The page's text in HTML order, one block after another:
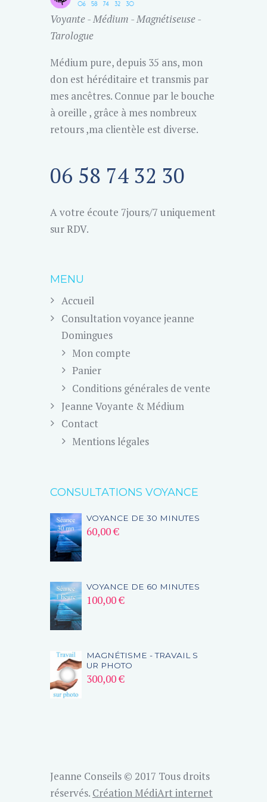
Voyante - Médium - Magnétiseuse -
Tarologue
Médium pure, depuis 35 ans, mon
don est héréditaire et transmis par
mes ancêtres. Connue par le bouche
à oreille , grâce à mes nombreux
retours ,ma clientèle est diverse.
06 58 74 32 30
A votre écoute 7jours/7 uniquement
sur RDV.
MENU
Accueil
Consultation voyance jeanne
Domingues
Mon compte
Panier
Conditions générales de vente
Jeanne Voyante & Médium
Contact
Mentions légales
CONSULTATIONS VOYANCE
VOYANCE DE 30 MINUTES
60,00€
VOYANCE DE 60 MINUTES
100,00€
MAGNÉTISME - TRAVAIL S
UR PHOTO
300,00€
Jeanne Conseils © 2017 Tous droits
réservés. Création MédiArt internet